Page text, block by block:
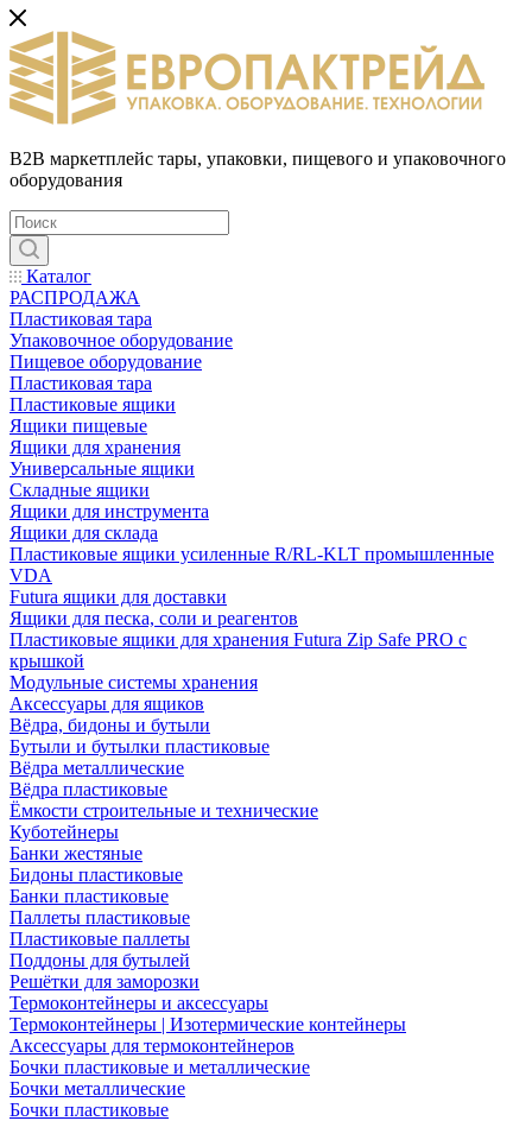
B2B маркетплейс тары, упаковки, пищевого и упаковочного
оборудования
Каталог
РАСПРОДАЖА
Пластиковая тара
Упаковочное оборудование
Пищевое оборудование
Пластиковая тара
Пластиковые ящики
Ящики пищевые
Ящики для хранения
Универсальные ящики
Складные ящики
Ящики для инструмента
Ящики для склада
Пластиковые ящики усиленные R/RL-KLT промышленные
VDA
Futura ящики для доставки
Ящики для песка, соли и реагентов
Пластиковые ящики для хранения Futura Zip Safe PRO с
крышкой
Модульные системы хранения
Аксессуары для ящиков
Вёдра, бидоны и бутыли
Бутыли и бутылки пластиковые
Вёдра металлические
Вёдра пластиковые
Ёмкости строительные и технические
Куботейнеры
Банки жестяные
Бидоны пластиковые
Банки пластиковые
Паллеты пластиковые
Пластиковые паллеты
Поддоны для бутылей
Решётки для заморозки
Термоконтейнеры и аксессуары
Термоконтейнеры | Изотермические контейнеры
Аксессуары для термоконтейнеров
Бочки пластиковые и металлические
Бочки металлические
Бочки пластиковые